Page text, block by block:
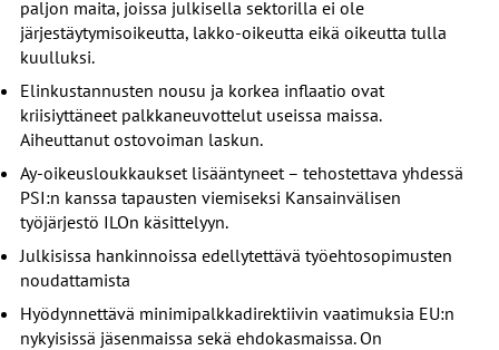
paljon maita, joissa julkisella sektorilla ei ole
järjestäytymisoikeutta, lakko-oikeutta eikä oikeutta tulla
kuulluksi.
Elinkustannusten nousu ja korkea inflaatio ovat
kriisiyttäneet palkkaneuvottelut useissa maissa.
Aiheuttanut ostovoiman laskun.
Ay-oikeusloukkaukset lisääntyneet – tehostettava yhdessä
PSI:n kanssa tapausten viemiseksi Kansainvälisen
työjärjestö ILOn käsittelyyn.
Julkisissa hankinnoissa edellytettävä työehtosopimusten
noudattamista
Hyödynnettävä minimipalkkadirektiivin vaatimuksia EU:n
nykyisissä jäsenmaissa sekä ehdokasmaissa. On